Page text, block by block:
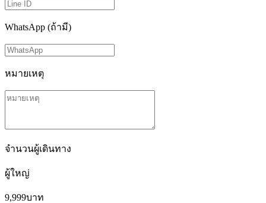
WhatsApp (ถ้ามี)
หมายเหตุ
จำนวนผู้เดินทาง
ผู้ใหญ่
9,999บาท